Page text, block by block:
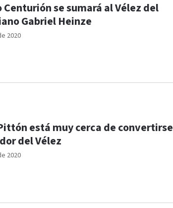
2020
Centurión se sumará al Vélez del
Gabriel Heinze
2020
está muy cerca de convertirse
del Vélez